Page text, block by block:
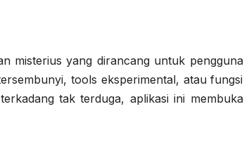
misterius yang dirancang untuk pengguna
tools eksperimental, atau fungsi
tak terduga, aplikasi ini membuka